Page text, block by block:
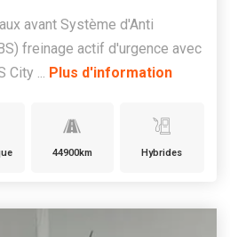
avant Système d'Anti
freinage actif d'urgence avec
... Plus d'information
44900km Hybrides